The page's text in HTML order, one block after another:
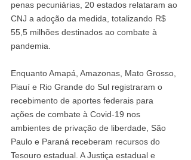
penas pecuniárias, 20 estados relataram ao
CNJ a adoção da medida, totalizando R$
55,5 milhões destinados ao combate à
pandemia.
Enquanto Amapá, Amazonas, Mato Grosso,
Piauí e Rio Grande do Sul registraram o
recebimento de aportes federais para
ações de combate à Covid-19 nos
ambientes de privação de liberdade, São
Paulo e Paraná receberam recursos do
Tesouro estadual. A Justiça estadual e